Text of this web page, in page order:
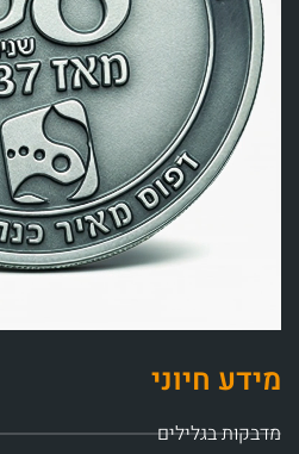
מידע חיוני
מדבקות בגלילים